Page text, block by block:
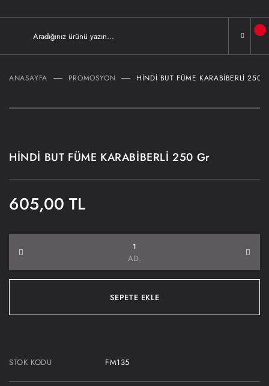
ANASAYFA PROMOSYON HİNDİ BUT FÜME KARABİBERLİ 250
HİNDİ BUT FÜME KARABİBERLİ 250 Gr
605,00 TL
AD.
SEPETE EKLE
STOK KODU FM135